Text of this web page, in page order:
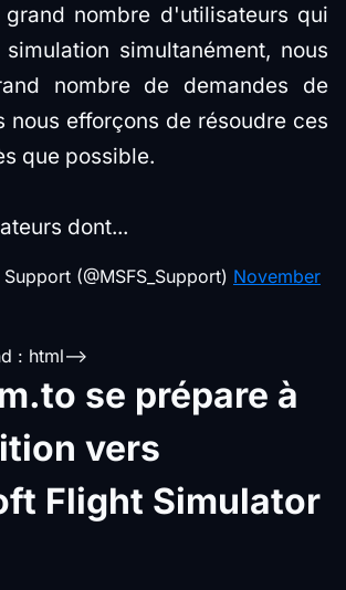
grand nombre d'utilisateurs qui
simultanément, nous
nombre de demandes de
nous efforçons de résoudre ces
que possible.
dont...
(@MSFS_Support) November
: html-->
se prépare à
vers
Flight Simulator